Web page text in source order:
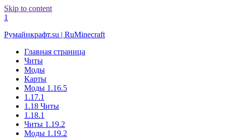
Skip to content
1
Румайнкрафт.su | RuMinecraft
Главная страница
Читы
Моды
Карты
Моды 1.16.5
1.17.1
1.18 Читы
1.18.1
Читы 1.19.2
Моды 1.19.2